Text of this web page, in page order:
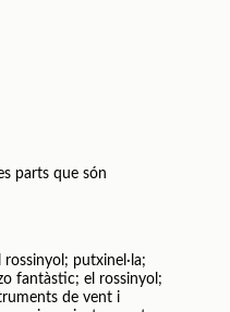
parts que són
putxinel·la;
fantàstic; el rossinyol;
de vent i